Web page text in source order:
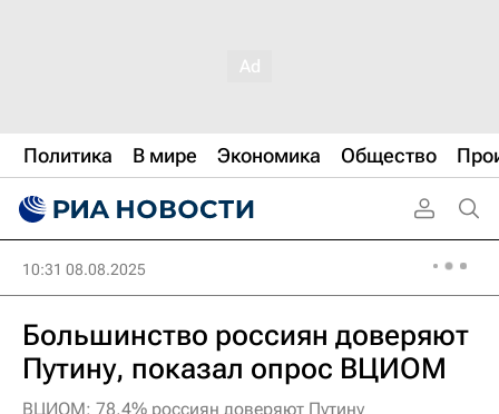
Политика В мире Экономика Общество
10:31 08.08.2025
Большинство россиян доверяют
Путину, показал опрос ВЦИОМ
ВЦИОМ: 78,4% россиян доверяют Путину